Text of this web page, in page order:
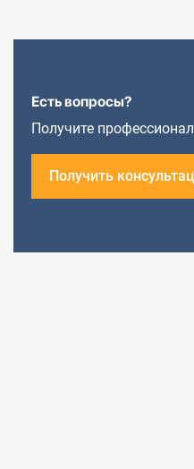
Есть вопросы?
Получите
Получить